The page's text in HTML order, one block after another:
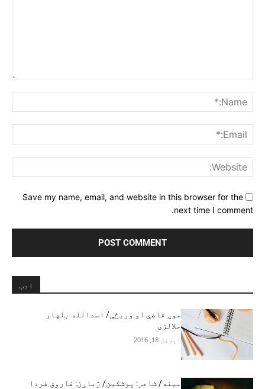
Save my name, email, and website in this browser for the
next time I comment.
ادب
موږ قاضي او وریځې/ اسدالله بلهار
جلالزی
اپریل 18, 2016
مینه/ شاعر: پوشکین/ ژباړن: فاروق فردا